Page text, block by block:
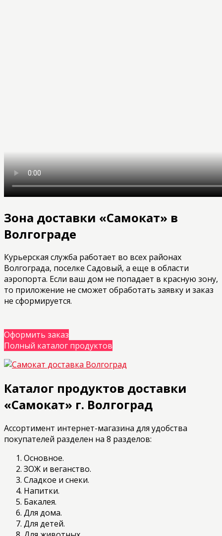
Зона доставки «Самокат» в
Волгограде
Курьерская служба работает во всех районах
Волгограда, поселке Садовый, а еще в области
аэропорта. Если ваш дом не попадает в красную зону,
то приложение не сможет обработать заявку и заказ
не сформируется.
Оформить заказ
Полный каталог продуктов
Каталог продуктов доставки
«Самокат» г. Волгоград
Ассортимент интернет-магазина для удобства
покупателей разделен на 8 разделов:
Основное.
ЗОЖ и веганство.
Сладкое и снеки.
Напитки.
Бакалея.
Для дома.
Для детей.